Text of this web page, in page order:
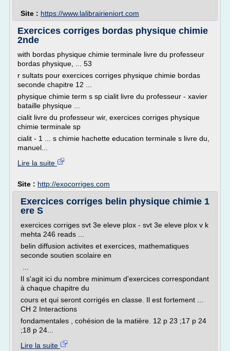
Site : https://www.lalibrairieniort.com
Exercices corriges bordas physique chimie
2nde
with bordas physique chimie terminale livre du professeur
bordas physique, ... 53
r sultats pour exercices corriges physique chimie bordas
seconde chapitre 12 ...
physique chimie term s sp cialit livre du professeur - xavier
bataille physique ...
cialit livre du professeur wir, exercices corriges physique
chimie terminale sp
cialit - 1 ... s chimie hachette education terminale s livre du,
manuel...
Lire la suite
Site : http://exocorriges.com
Exercices corriges belin physique chimie 1
ere S
exercices corriges svt 3e eleve plox - svt 3e eleve plox v k
mehta 246 reads ...
belin diffusion activites et exercices, mathematiques
seconde soutien scolaire en
Il s'agit ici du nombre minimum d'exercices correspondant
à chaque chapitre du
cours et qui seront corrigés en classe. Il est fortement ...
CH 2 Interactions
fondamentales , cohésion de la matière. 12 p 23 ;17 p 24
;18 p 24...
Lire la suite